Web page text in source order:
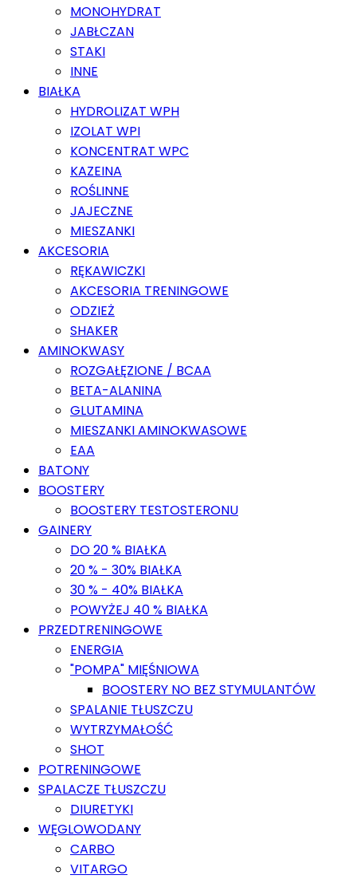
MONOHYDRAT
JABŁCZAN
STAKI
INNE
BIAŁKA
HYDROLIZAT WPH
IZOLAT WPI
KONCENTRAT WPC
KAZEINA
ROŚLINNE
JAJECZNE
MIESZANKI
AKCESORIA
RĘKAWICZKI
AKCESORIA TRENINGOWE
ODZIEŻ
SHAKER
AMINOKWASY
ROZGAŁĘZIONE / BCAA
BETA-ALANINA
GLUTAMINA
MIESZANKI AMINOKWASOWE
EAA
BATONY
BOOSTERY
BOOSTERY TESTOSTERONU
GAINERY
DO 20 % BIAŁKA
20 % - 30% BIAŁKA
30 % - 40% BIAŁKA
POWYŻEJ 40 % BIAŁKA
PRZEDTRENINGOWE
ENERGIA
"POMPA" MIĘŚNIOWA
BOOSTERY NO BEZ STYMULANTÓW
SPALANIE TŁUSZCZU
WYTRZYMAŁOŚĆ
SHOT
POTRENINGOWE
SPALACZE TŁUSZCZU
DIURETYKI
WĘGLOWODANY
CARBO
VITARGO